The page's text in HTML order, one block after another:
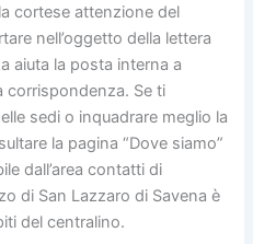
cortese attenzione del
nell’oggetto della lettera
aiuta la posta interna a
corrispondenza. Se ti
sedi o inquadrare meglio la
la pagina “Dove siamo”
dall’area contatti di
di San Lazzaro di Savena è
del centralino.